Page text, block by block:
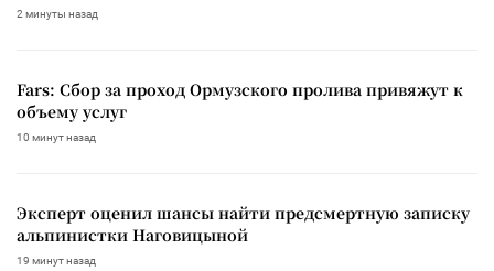
2 минуты назад
Fars: Сбор за проход Ормузского пролива привяжут к
объему услуг
10 минут назад
Эксперт оценил шансы найти предсмертную записку
альпинистки Наговицыной
19 минут назад